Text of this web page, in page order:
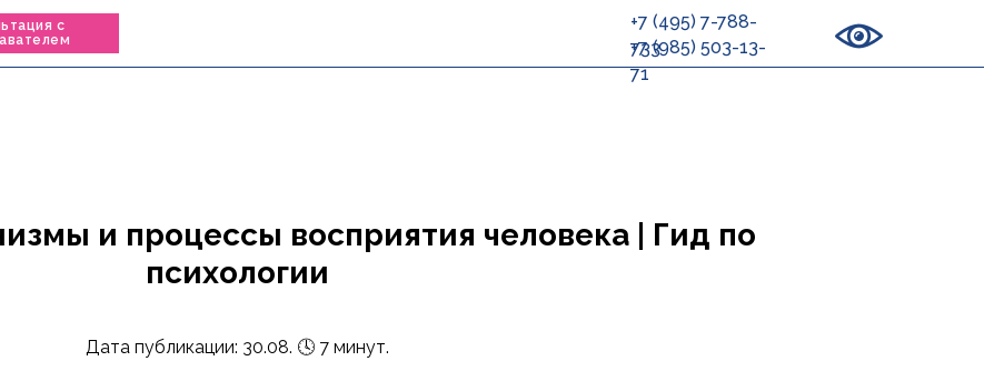
+7 (495) 7-788-
733
+7 (985) 503-13-
71
с
и процессы восприятия человека | Гид по
психологии
Дата публикации: 30.08. 🕓 7 минут.